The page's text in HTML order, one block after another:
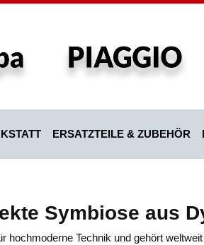
ERSATZTEILE & ZUBEHÖR
Symbiose aus
hochmoderne Technik und gehört